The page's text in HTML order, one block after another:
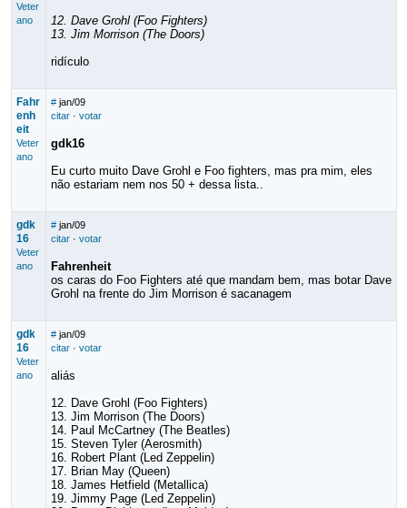
Veter
ano
12. Dave Grohl (Foo Fighters)
13. Jim Morrison (The Doors)
ridículo
Fahr
enh
eit
Veter
ano
# jan/09
citar· votar
gdk16
Eu curto muito Dave Grohl e Foo fighters, mas pra mim, eles
não estariam nem nos 50 + dessa lista..
gdk
16
Veter
ano
# jan/09
citar· votar
Fahrenheit
os caras do Foo Fighters até que mandam bem, mas botar Dave
Grohl na frente do Jim Morrison é sacanagem
gdk
16
Veter
ano
# jan/09
citar· votar
aliás
12. Dave Grohl (Foo Fighters)
13. Jim Morrison (The Doors)
14. Paul McCartney (The Beatles)
15. Steven Tyler (Aerosmith)
16. Robert Plant (Led Zeppelin)
17. Brian May (Queen)
18. James Hetfield (Metallica)
19. Jimmy Page (Led Zeppelin)